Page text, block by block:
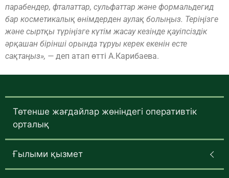
парабендер, фталаттар, сульфаттар және формальдегид
бар косметикалық өнімдерден аулақ болыңыз. Теріңізге
және сыртқы түріңізге күтім жасау кезінде қауіпсіздік
әрқашан бірінші орында тұруы керек екенін есте
сақтаңыз», — деп атап өтті А.Карибаева.
Төтенше жағдайлар жөніндегі оперативтік
орталық
Ғылыми қызмет